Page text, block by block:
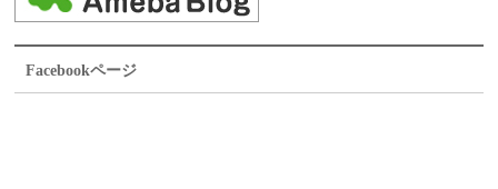
Facebookページ